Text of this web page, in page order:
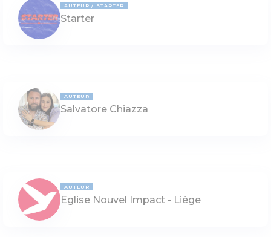
AUTEUR STARTER
Starter
AUTEUR
Salvatore Chiazza
AUTEUR
Eglise Nouvel Impact - Liège